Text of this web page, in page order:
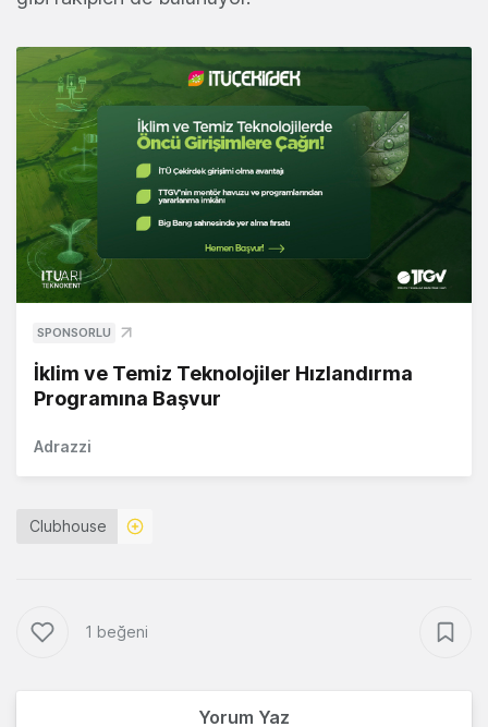
SPONSORLU
İklim ve Temiz Teknolojiler Hızlandırma
Programına Başvur
Adrazzi
Clubhouse
1 beğeni
Yorum Yaz